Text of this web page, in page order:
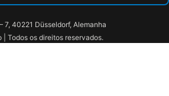
7, 40221 Düsseldorf, Alemanha
Todos os direitos reservados.